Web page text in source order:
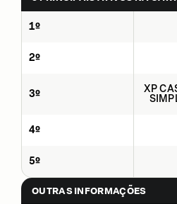
1º
2º
3º
XP
4º
5º
OUTRAS INFORMAÇÕES